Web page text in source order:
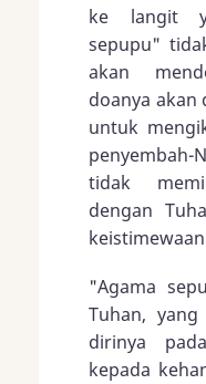
ke langit
sepupu"
akan
doanya akan
untuk
tidak
dengan
"Agama
Tuhan,
dirinya
kepada